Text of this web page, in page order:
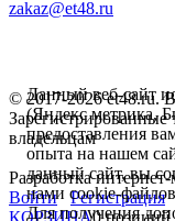
zakaz@et48.ru
© 2017-2026 et48.ru.
владельцам
Разработка
Войти
Регистрация
КОРЗИНА0 позиций
Данный веб-сайт
(Яндекс метрика,
предоставления
опыта на нашем
данный сайт, вы
нами cookie-
Для получения